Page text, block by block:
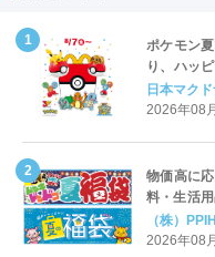
ポケモン
り、ハッ
定登場
日本マク
2026年08
物価高に
料・生活
「夏福袋
（株）PPIH
2026年08